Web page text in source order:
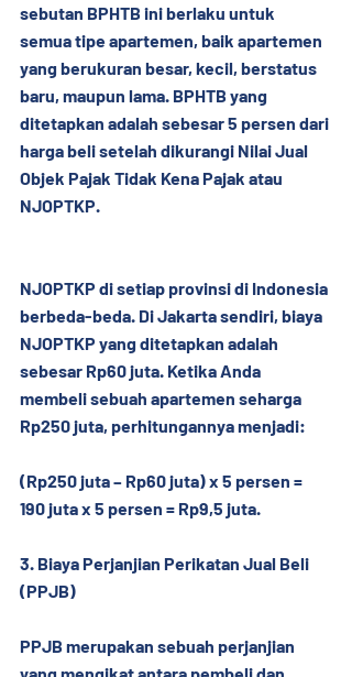
sebutan BPHTB ini berlaku untuk
semua tipe apartemen, baik apartemen
yang berukuran besar, kecil, berstatus
baru, maupun lama. BPHTB yang
ditetapkan adalah sebesar 5 persen dari
harga beli setelah dikurangi Nilai Jual
Objek Pajak Tidak Kena Pajak atau
NJOPTKP.
NJOPTKP di setiap provinsi di Indonesia
berbeda-beda. Di Jakarta sendiri, biaya
NJOPTKP yang ditetapkan adalah
sebesar Rp60 juta. Ketika Anda
membeli sebuah apartemen seharga
Rp250 juta, perhitungannya menjadi:
(Rp250 juta – Rp60 juta) x 5 persen =
190 juta x 5 persen = Rp9,5 juta.
3. Biaya Perjanjian Perikatan Jual Beli
(PPJB)
PPJB merupakan sebuah perjanjian